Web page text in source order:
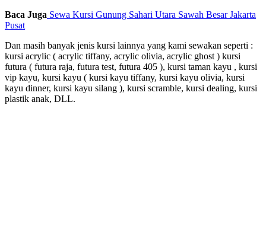
Baca Juga Sewa Kursi Gunung Sahari Utara Sawah Besar Jakarta
Pusat
Dan masih banyak jenis kursi lainnya yang kami sewakan seperti :
kursi acrylic ( acrylic tiffany, acrylic olivia, acrylic ghost ) kursi
futura ( futura raja, futura test, futura 405 ), kursi taman kayu , kursi
vip kayu, kursi kayu ( kursi kayu tiffany, kursi kayu olivia, kursi
kayu dinner, kursi kayu silang ), kursi scramble, kursi dealing, kursi
plastik anak, DLL.